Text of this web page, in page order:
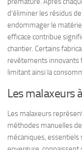
d'éliminer les résidus
endommager le
efficace contribue
chantier. Certains
revêtements innovants
limitant ainsi la
Les malaxeurs
Les malaxeurs
méthodes manuelles
mécaniques, essentiels